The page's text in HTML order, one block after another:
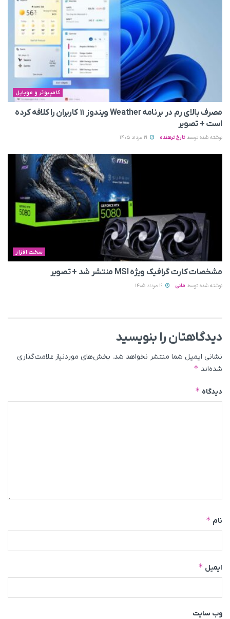
کامپیوتر و موبایل
مصرف بالای رم در برنامه Weather ویندوز ۱۱ کاربران را کلافه کرده
است + تصویر
نوشته شده توسط تارخ ترهنده
سخت افزار
مشخصات کارت گرافیک ویژه MSI منتشر شد + تصویر
نوشته شده توسط مانی
دیدگاهتان را بنویسید
نشانی ایمیل شما منتشر نخواهد شد. بخش‌های موردنیاز علامت‌گذاری
شده‌اند *
دیدگاه *
نام *
ایمیل *
وب‌ سایت